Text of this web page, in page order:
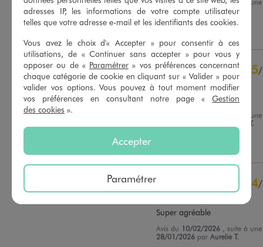
Basé sur 147
avis soumis à un
contrôle
5étoiles
113
4étoiles
27
3étoiles
5
2étoiles
1
1étoile
Trier les avis
11/02/2026 parJ.F.
5/
Avis vérifié et récompensé
Parfait
, suite à
Marie Laure T.
4/
Avis vérifié et récompensé
Super agréable
Avis du 10/02/2026
, suite à
28/01/2026 parAurelie T.
adresses IP, les informations de votre compte utilisateur
telles que votre adresse e-mail et les identifiants des cookies.
Vous avez le choix d'« Accepter » pour consentir à ces
utilisations, de « Continuer sans accepter » pour vous y
opposer ou de « Paramétrer » vos préférences concernant
chaque catégorie de cookie en cliquant sur « Valider » pour
valider vos options. Vous pouvez à tout moment modifier
vos préférences en consultant notre page « Gestion
des cookies ».
Accepter
Paramétrer